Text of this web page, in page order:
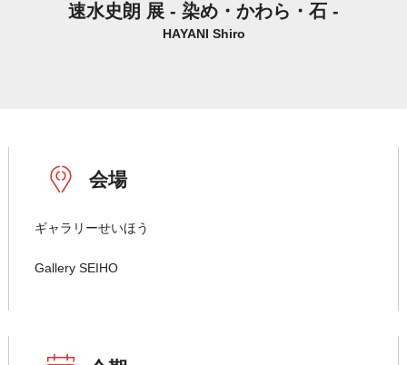
速水史朗 展 - 染め・かわら・石 -
HAYANI Shiro
会場
ギャラリーせいほう
Gallery SEIHO